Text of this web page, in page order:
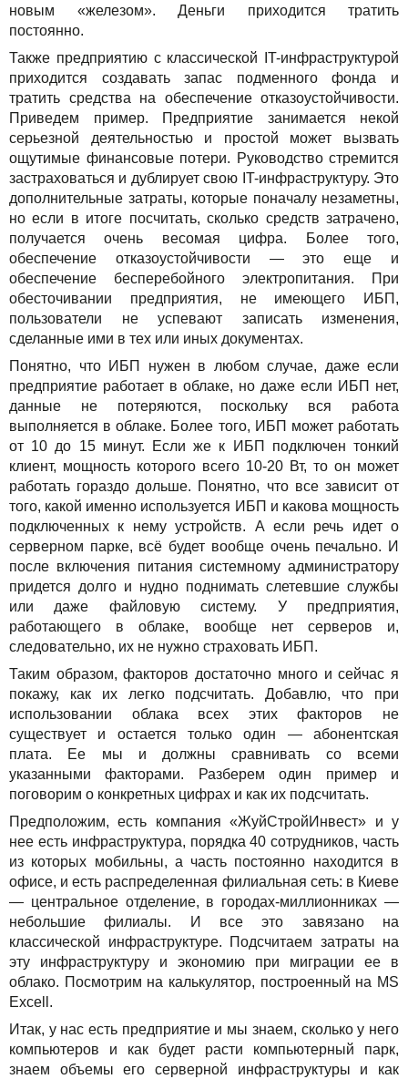
новым «железом». Деньги приходится тратить
постоянно.
Также предприятию с классической IT-инфраструктурой
приходится создавать запас подменного фонда и
тратить средства на обеспечение отказоустойчивости.
Приведем пример. Предприятие занимается некой
серьезной деятельностью и простой может вызвать
ощутимые финансовые потери. Руководство стремится
застраховаться и дублирует свою IT-инфраструктуру. Это
дополнительные затраты, которые поначалу незаметны,
но если в итоге посчитать, сколько средств затрачено,
получается очень весомая цифра. Более того,
обеспечение отказоустойчивости — это еще и
обеспечение бесперебойного электропитания. При
обесточивании предприятия, не имеющего ИБП,
пользователи не успевают записать изменения,
сделанные ими в тех или иных документах.
Понятно, что ИБП нужен в любом случае, даже если
предприятие работает в облаке, но даже если ИБП нет,
данные не потеряются, поскольку вся работа
выполняется в облаке. Более того, ИБП может работать
от 10 до 15 минут. Если же к ИБП подключен тонкий
клиент, мощность которого всего 10-20 Вт, то он может
работать гораздо дольше. Понятно, что все зависит от
того, какой именно используется ИБП и какова мощность
подключенных к нему устройств. А если речь идет о
серверном парке, всё будет вообще очень печально. И
после включения питания системному администратору
придется долго и нудно поднимать слетевшие службы
или даже файловую систему. У предприятия,
работающего в облаке, вообще нет серверов и,
следовательно, их не нужно страховать ИБП.
Таким образом, факторов достаточно много и сейчас я
покажу, как их легко подсчитать. Добавлю, что при
использовании облака всех этих факторов не
существует и остается только один — абонентская
плата. Ее мы и должны сравнивать со всеми
указанными факторами. Разберем один пример и
поговорим о конкретных цифрах и как их подсчитать.
Предположим, есть компания «ЖуйСтройИнвест» и у
нее есть инфраструктура, порядка 40 сотрудников, часть
из которых мобильны, а часть постоянно находится в
офисе, и есть распределенная филиальная сеть: в Киеве
— центральное отделение, в городах-миллионниках —
небольшие филиалы. И все это завязано на
классической инфраструктуре. Подсчитаем затраты на
эту инфраструктуру и экономию при миграции ее в
облако. Посмотрим на калькулятор, построенный на MS
Excell.
Итак, у нас есть предприятие и мы знаем, сколько у него
компьютеров и как будет расти компьютерный парк,
знаем объемы его серверной инфраструктуры и как